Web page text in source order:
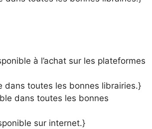
à l’achat sur les plateformes
dans toutes les bonnes librairies.}
dans toutes les bonnes
sur internet.}